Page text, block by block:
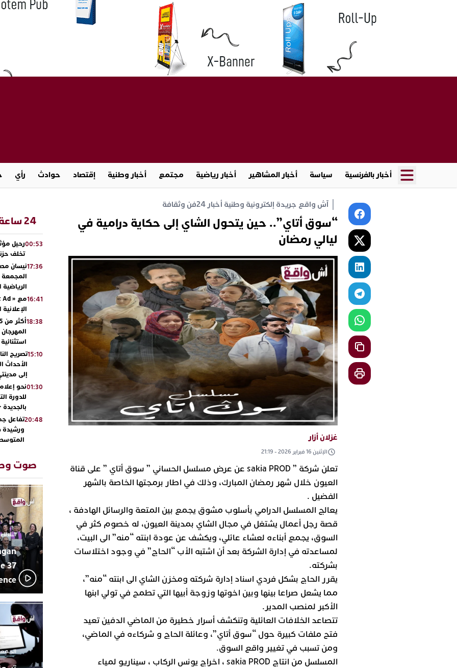
أخبار بالفرنسية سياسة أخبار المشاهير أخبار رياضية مجتمع أخبار وطنية إقتصاد حوادث رأي
آش واقع جريدة إلكترونية وطنية أخبار 24 فن وثقافة
“سوق أتاي”.. حين يتحول الشاي إلى حكاية درامية في
ليالي رمضان
غزلان أزار
الإثنين 16 فبراير 2026 - 21:19
تعلن شركة ” sakia PROD عن عرض مسلسل الحساني ” سوق أتاي ” على قناة
العيون خلال شهر رمضان المبارك، وذلك في اطار برمجتها الخاصة بالشهر
الفضيل .
يعالج المسلسل الدرامي بأسلوب مشوق يجمع بين المتعة والرسائل الهادفة ،
قصة رجل أعمال يشتغل في مجال الشاي بمدينة العيون، له خصوم كثر في
السوق، يجمع أبناءه لعشاء عائلي، ويكشف عن عودة ابنته “منه” الى البيت،
لمساعدته في إدارة الشركة بعد أن اشتبه الأب “الحاج” في وجود اختلاسات
بشركته.
يقرر الحاج بشكل فردي اسناد إدارة شركته ومخزن الشاي الى ابنته “منه”،
مما يشعل صراعا بينها وبين اخوتها وزوجة أبيها التي تطمح في تولي ابنها
الأكبر لمنصب المدير.
تتصاعد الخلافات العائلية وتنكشف أسرار خطيرة من الماضي الدفين تعيد
فتح ملفات كبيرة حول “سوق أتاي”، وعائلة الحاج و شركاءه في الماضي،
ومن تسبب في تغيير واقع السوق.
المسلسل من انتاج sakia PROD ، اخراج يونس الركاب ، سيناريو لمياء
24 ساعة
00:53رحيل
تخلف
17:36نيسان
المجمعة
16:41
18:38
استثنائية
15:10تصريح
الأحداث
إلى
01:30نحو
للدورة
20:48تفاعل
ورشيدة
العرش
بن زايد
13:30دنيا
بأداء
19:11 يقظة
مثيرة
بالجديدة
17:27
اتحاد
دورة
23:18ترسيخا
فعاليات
بمركز
17:36 من الراب
مهرجان
صوت
الثلاثاء 10 مارس 2026 -
37
الجمعة 26 ديسمبر